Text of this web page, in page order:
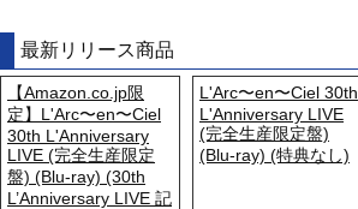
最新リリース商品
【Amazon.co.jp限
定】L'Arc〜en〜Ciel
30th L'Anniversary
LIVE (完全生産限定
盤) (Blu-ray) (30th
L’Anniversary LIVE 記
L'Arc〜en〜Ciel 30th
L'Anniversary LIVE
(完全生産限定盤)
(Blu-ray) (特典なし)